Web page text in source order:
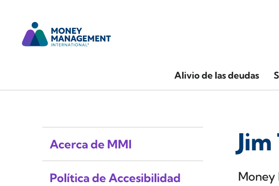
Alivio de las deudas
Acerca de MMI
Política de Accesibilidad